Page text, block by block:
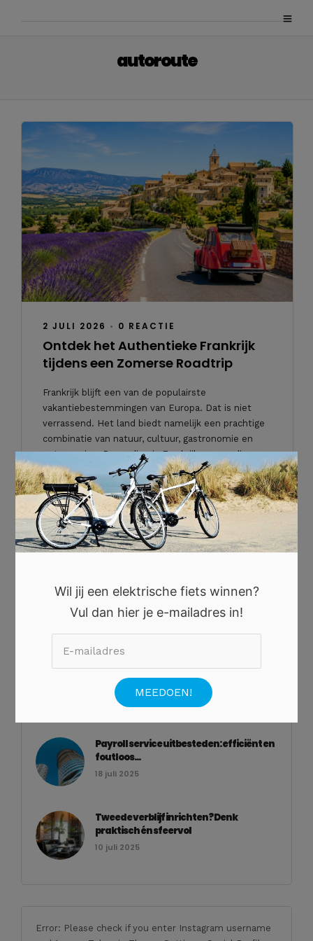
autoroute
2 JULI 2026 • 0 REACTIE
Ontdek het Authentieke Frankrijk
tijdens een Zomerse Roadtrip
Frankrijk blijft een van de populairste
vakantiebestemmingen van Europa. Dat is niet
verrassend. Het land biedt namelijk een prachtige
combinatie van natuur, cultuur, gastronomie en
ontspanning. Bovendien is Frankrijk eenvoudig
bereikbaar met de auto, waardoor een roadtrip
voor veel reizigers […]
`Lees verder
Geen categorie
Waarom een villa in Zuid-Frankrijk
boeken?
10 december 2025
Payroll service uitbesteden: efficiënt en
foutloos...
18 juli 2025
Tweede verblijf inrichten? Denk
praktisch én sfeervol
10 juli 2025
Error: Please check if you enter Instagram username
Wil jij een elektrische fiets winnen?
Vul dan hier je e-mailadres in!
×